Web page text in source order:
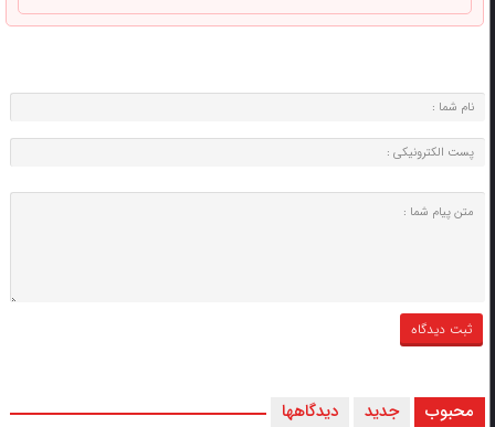
محبوب جدید دیدگاهها